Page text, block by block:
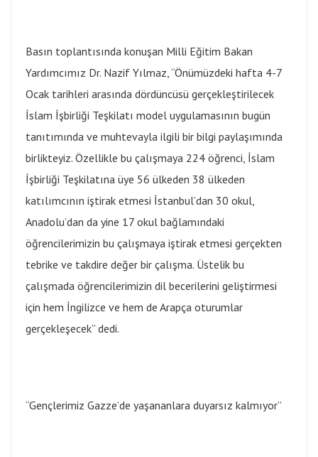
Basın toplantısında konuşan Milli Eğitim Bakan
Yardımcımız Dr. Nazif Yılmaz, “Önümüzdeki hafta 4-7
Ocak tarihleri arasında dördüncüsü gerçekleştirilecek
İslam İşbirliği Teşkilatı model uygulamasının bugün
tanıtımında ve muhtevayla ilgili bir bilgi paylaşımında
birlikteyiz. Özellikle bu çalışmaya 224 öğrenci, İslam
İşbirliği Teşkilatına üye 56 ülkeden 38 ülkeden
katılımcının iştirak etmesi İstanbul’dan 30 okul,
Anadolu’dan da yine 17 okul bağlamındaki
öğrencilerimizin bu çalışmaya iştirak etmesi gerçekten
tebrike ve takdire değer bir çalışma. Üstelik bu
çalışmada öğrencilerimizin dil becerilerini geliştirmesi
için hem İngilizce ve hem de Arapça oturumlar
gerçekleşecek” dedi.
“Gençlerimiz Gazze’de yaşananlara duyarsız kalmıyor”